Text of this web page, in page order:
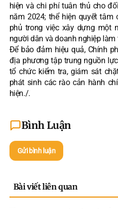
hiện và chi phí tuân thủ cho
năm 2024; thể hiện quyết tâm
phủ trong việc xây dựng một
người dân và doanh nghiệp làm
Để bảo đảm hiệu quả, Chính
địa phương tập trung nguồn
tổ chức kiểm tra, giám sát
phát sinh các rào cản hành
hiện./.
Bình Luận
Gửi bình luận
Bài viết liên quan